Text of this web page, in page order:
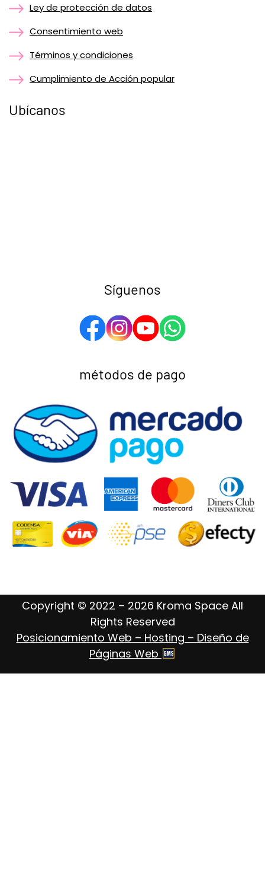
Ley de protección de datos
Consentimiento web
Términos y condiciones
Cumplimiento de Acción popular
Ubícanos
Síguenos
métodos de pago
Copyright © 2022 – 2026 Kroma Space All
Rights Reserved
Posicionamiento Web – Hosting – Diseño de
Páginas Web